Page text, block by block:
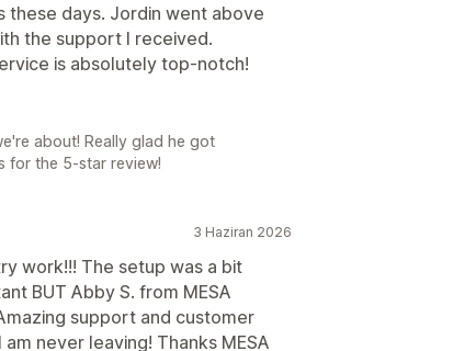
these days. Jordin went above
the support I received.
is absolutely top-notch!
about! Really glad he got
for the 5-star review!
3 Haziran 2026
work!!! The setup was a bit
BUT Abby S. from MESA
support and customer
never leaving! Thanks MESA